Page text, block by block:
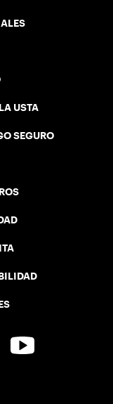
USTA
SEGURO